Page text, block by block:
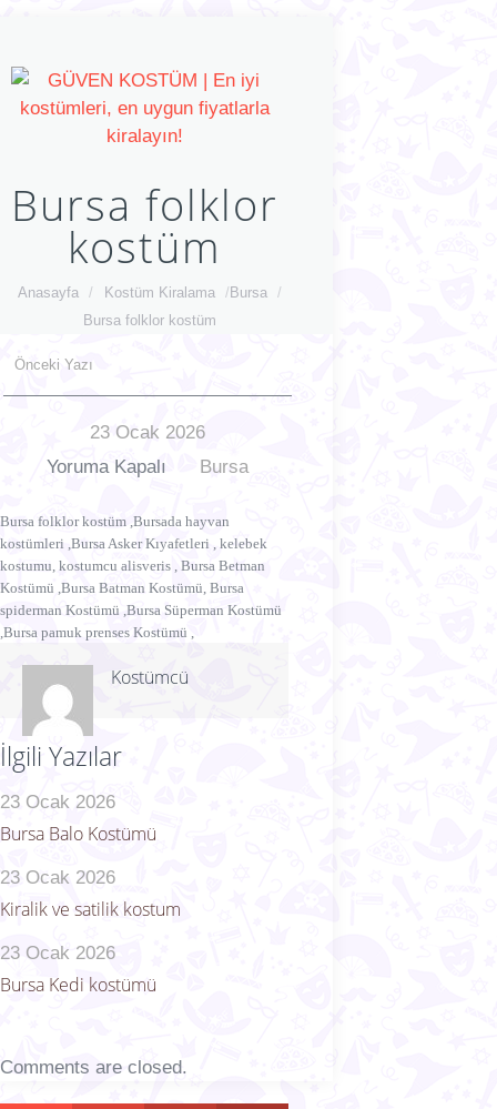
Bursa folklor
kostüm
Anasayfa / Kostüm Kiralama / Bursa /
Bursa folklor kostüm
Önceki Yazı
23 Ocak 2026
Yoruma Kapalı
Bursa
Bursa folklor kostüm ,Bursada hayvan
kostümleri ,Bursa Asker Kıyafetleri , kelebek
kostumu, kostumcu alisveris , Bursa Betman
Kostümü ,Bursa Batman Kostümü, Bursa
spiderman Kostümü ,Bursa Süperman Kostümü
,Bursa pamuk prenses Kostümü ,
Kostümcü
İlgili Yazılar
23 Ocak 2026
Bursa Balo Kostümü
23 Ocak 2026
Kiralik ve satilik kostum
23 Ocak 2026
Bursa Kedi kostümü
Comments are closed.